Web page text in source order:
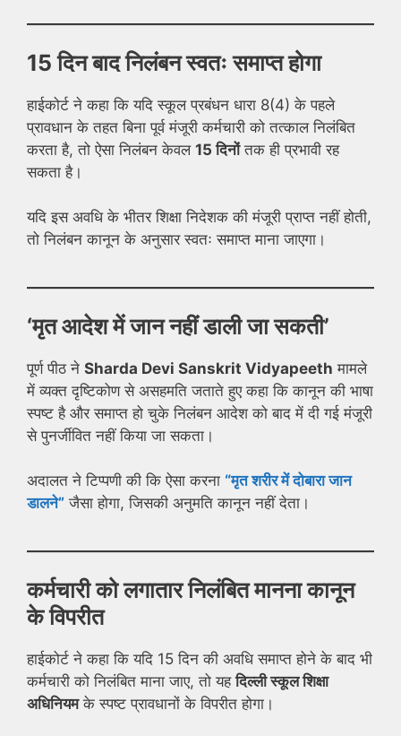
15 दिन बाद निलंबन स्वतः समाप्त होगा
हाईकोर्ट ने कहा कि यदि स्कूल प्रबंधन धारा 8(4) के पहले
प्रावधान के तहत बिना पूर्व मंजूरी कर्मचारी को तत्काल निलंबित
करता है, तो ऐसा निलंबन केवल 15 दिनोंतक ही प्रभावी रह
सकता है।
यदि इस अवधि के भीतर शिक्षा निदेशक की मंजूरी प्राप्त नहीं होती,
तो निलंबन कानून के अनुसार स्वतः समाप्त माना जाएगा।
‘मृत आदेश में जान नहीं डाली जा सकती’
पूर्ण पीठ ने Sharda Devi Sanskrit Vidyapeeth मामले
में व्यक्त दृष्टिकोण से असहमति जताते हुए कहा कि कानून की भाषा
स्पष्ट है और समाप्त हो चुके निलंबन आदेश को बाद में दी गई मंजूरी
से पुनर्जीवित नहीं किया जा सकता।
अदालत ने टिप्पणी की कि ऐसा करना “मृत शरीर में दोबारा जान
डालने” जैसा होगा, जिसकी अनुमति कानून नहीं देता।
कर्मचारी को लगातार निलंबित मानना कानून
के विपरीत
हाईकोर्ट ने कहा कि यदि 15 दिन की अवधि समाप्त होने के बाद भी
कर्मचारी को निलंबित माना जाए, तो यहदिल्ली स्कूल शिक्षा
अधिनियमके स्पष्ट प्रावधानों के विपरीत होगा।